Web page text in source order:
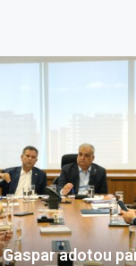
adotou